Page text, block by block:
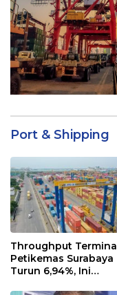
Port & Shipping
Throughput Terminal
Petikemas Surabaya
Turun 6,94%, Ini